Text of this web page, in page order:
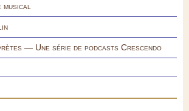
— Une série de podcasts Crescendo